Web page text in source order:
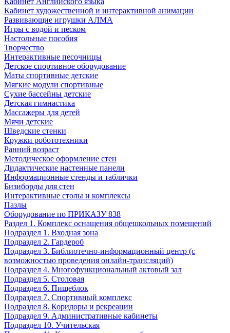
Кабинет художественной и интерактивной анимации
Развивающие игрушки АЛМА
Игры с водой и песком
Настольные пособия
Творчество
Интерактивные песочницы
Детское спортивное оборудование
Маты спортивные детские
Мягкие модули спортивные
Сухие бассейны детские
Детская гимнастика
Массажеры для детей
Мячи детские
Шведские стенки
Кружки робототехники
Ранний возраст
Методическое оформление стен
Дидактические настенные панели
Информационные стенды и таблички
Бизиборды для стен
Интерактивные столы и комплексы
Пазлы
Оборудование по ПРИКАЗУ 838
Раздел 1. Комплекс оснащения общешкольных помещений
Подраздел 1. Входная зона
Подраздел 2. Гардероб
Подраздел 3. Библиотечно-информационный центр (с
возможностью проведения онлайн-трансляций)
Подраздел 4. Многофункциональный актовый зал
Подраздел 5. Столовая
Подраздел 6. Пищеблок
Подраздел 7. Спортивный комплекс
Подраздел 8. Коридоры и рекреации
Подраздел 9. Административные кабинеты
Подраздел 10. Учительская